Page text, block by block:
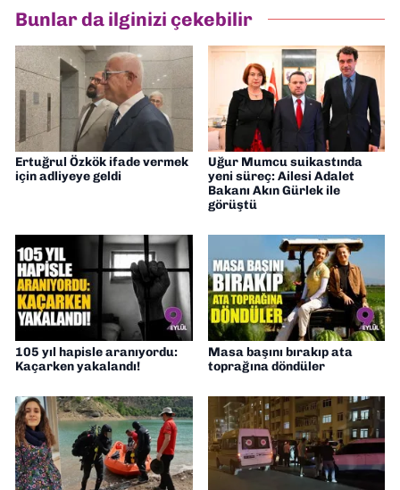
Bunlar da ilginizi çekebilir
Ertuğrul Özkök ifade vermek
için adliyeye geldi
Uğur Mumcu suikastında
yeni süreç: Ailesi Adalet
Bakanı Akın Gürlek ile
görüştü
105 yıl hapisle aranıyordu:
Kaçarken yakalandı!
Masa başını bırakıp ata
toprağına döndüler